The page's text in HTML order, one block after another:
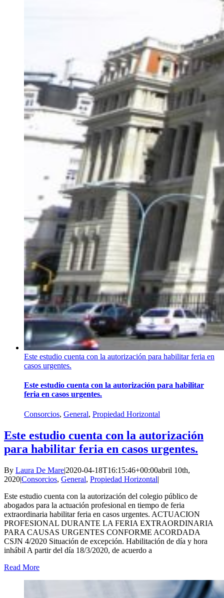
Este estudio cuenta con la autorización para habilitar feria en
casos urgentes.
Este estudio cuenta con la autorización para habilitar
feria en casos urgentes.
Consorcios, General, Propiedad Horizontal
Este estudio cuenta con la autorización
para habilitar feria en casos urgentes.
By Laura De Mare|2020-04-18T16:15:46+00:00abril 10th,
2020|Consorcios, General, Propiedad Horizontal|
Este estudio cuenta con la autorización del colegio público de
abogados para la actuación profesional en tiempo de feria
extraordinaria habilitar feria en casos urgentes. ACTUACION
PROFESIONAL DURANTE LA FERIA EXTRAORDINARIA
PARA CAUSAS URGENTES CONFORME ACORDADA
CSJN 4/2020 Situación de excepción. Habilitación de día y hora
inhábil A partir del día 18/3/2020, de acuerdo a
Read More